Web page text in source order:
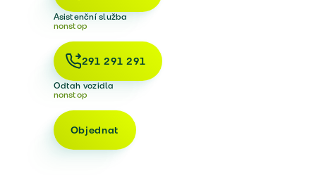
Asistenční služba
nonstop
291 291 291
Odtah vozidla
nonstop
Objednat